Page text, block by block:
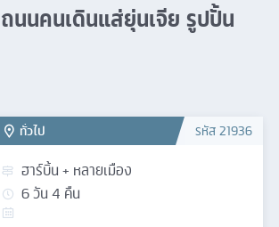
นนคนเดินแส่ยุ่นเจีย รูปปั้น
ทั่วไป รหัส21936
ฮาร์บิ้น + หลายเมือง
6วัน4 คืน